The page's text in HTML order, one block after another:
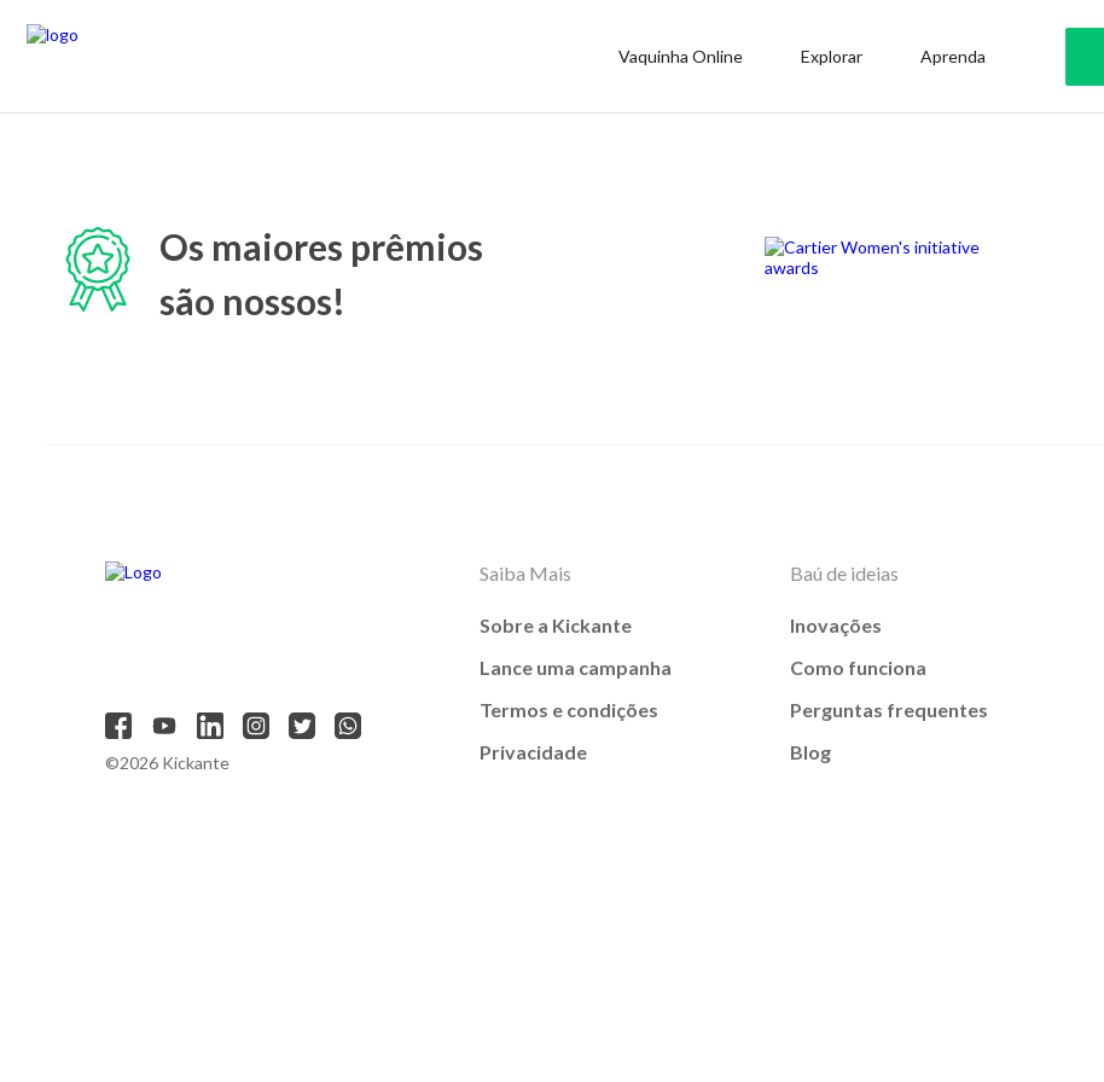
Vaquinha Online Explorar Aprenda
Os maiores prêmios
são nossos!
©2026 Kickante
Saiba Mais
Sobre a Kickante
Lance uma campanha
Termos e condições
Privacidade
Baú de ideias
Inovações
Como funciona
Perguntas frequentes
Blog